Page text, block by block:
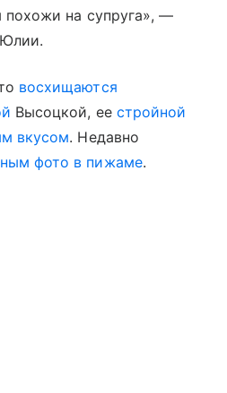
похожи на супруга», —
восхищаются
Высоцкой, ее стройной
вкусом. Недавно
фото в пижаме.